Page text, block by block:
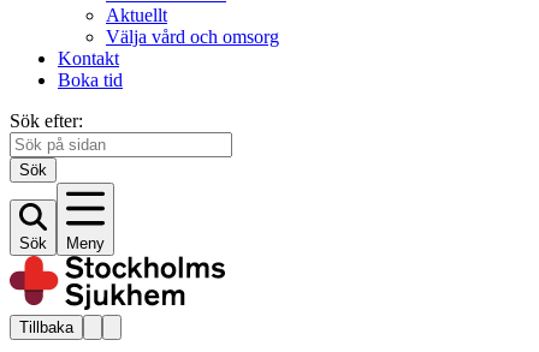
Aktuellt
Välja vård och omsorg
Kontakt
Boka tid
Sök efter:
Sök
Sök Meny
Tillbaka